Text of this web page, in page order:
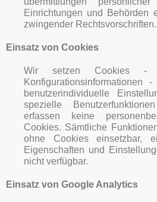
Einrichtungen und Behörden
zwingender Rechtsvorschriften.
Einsatz von Cookies
Wir setzen Cookies -
benutzerindividuelle
spezielle
erfassen keine
Cookies. Sämtliche
ohne Cookies einsetzbar,
Eigenschaften und
nicht verfügbar.
Einsatz von Google Analytics